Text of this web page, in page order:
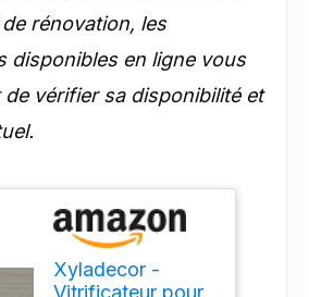
rénovation, les
disponibles en ligne vous
vérifier sa disponibilité et
Xyladecor -
Vitrificateur pour